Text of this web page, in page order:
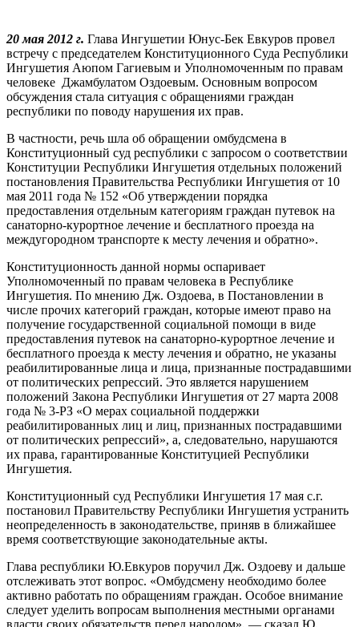
20 мая 2012 г. Глава Ингушетии Юнус-Бек Евкуров провел
встречу с председателем Конституционного Суда Республики
Ингушетия Аюпом Гагиевым и Уполномоченным по правам
человеке Джамбулатом Оздоевым. Основным вопросом
обсуждения стала ситуация с обращениями граждан
республики по поводу нарушения их прав.
В частности, речь шла об обращении омбудсмена в
Конституционный суд республики с запросом о соответствии
Конституции Республики Ингушетия отдельных положений
постановления Правительства Республики Ингушетия от 10
мая 2011 года № 152 «Об утверждении порядка
предоставления отдельным категориям граждан путевок на
санаторно-курортное лечение и бесплатного проезда на
междугородном транспорте к месту лечения и обратно».
Конституционность данной нормы оспаривает
Уполномоченный по правам человека в Республике
Ингушетия. По мнению Дж. Оздоева, в Постановлении в
числе прочих категорий граждан, которые имеют право на
получение государственной социальной помощи в виде
предоставления путевок на санаторно-курортное лечение и
бесплатного проезда к месту лечения и обратно, не указаны
реабилитированные лица и лица, признанные пострадавшими
от политических репрессий. Это является нарушением
положений Закона Республики Ингушетия от 27 марта 2008
года № 3-РЗ «О мерах социальной поддержки
реабилитированных лиц и лиц, признанных пострадавшими
от политических репрессий», а, следовательно, нарушаются
их права, гарантированные Конституцией Республики
Ингушетия.
Конституционный суд Республики Ингушетия 17 мая с.г.
постановил Правительству Республики Ингушетия устранить
неопределенность в законодательстве, приняв в ближайшее
время соответствующие законодательные акты.
Глава республики Ю.Евкуров поручил Дж. Оздоеву и дальше
отслеживать этот вопрос. «Омбудсмену необходимо более
активно работать по обращениям граждан. Особое внимание
следует уделить вопросам выполнения местными органами
власти своих обязательств перед народом», — сказал Ю.